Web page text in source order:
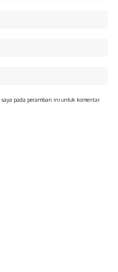
pada peramban ini untuk komentar